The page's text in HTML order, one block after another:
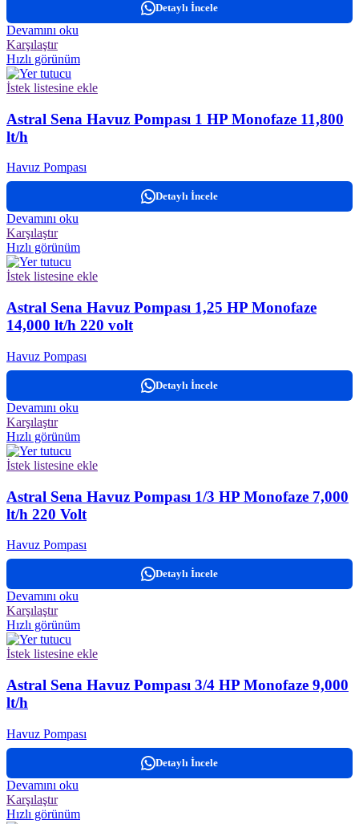
Detaylı İncele
Devamını oku
Karşılaştır
Hızlı görünüm
İstek listesine ekle
Astral Sena Havuz Pompası 1 HP Monofaze 11,800
lt/h
Havuz Pompası
Detaylı İncele
Devamını oku
Karşılaştır
Hızlı görünüm
İstek listesine ekle
Astral Sena Havuz Pompası 1,25 HP Monofaze
14,000 lt/h 220 volt
Havuz Pompası
Detaylı İncele
Devamını oku
Karşılaştır
Hızlı görünüm
İstek listesine ekle
Astral Sena Havuz Pompası 1/3 HP Monofaze 7,000
lt/h 220 Volt
Havuz Pompası
Detaylı İncele
Devamını oku
Karşılaştır
Hızlı görünüm
İstek listesine ekle
Astral Sena Havuz Pompası 3/4 HP Monofaze 9,000
lt/h
Havuz Pompası
Detaylı İncele
Devamını oku
Karşılaştır
Hızlı görünüm